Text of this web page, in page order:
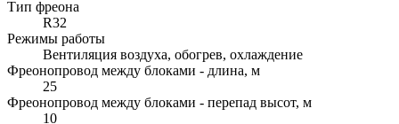
Тип фреона
R32
Режимы работы
Вентиляция воздуха, обогрев, охлаждение
Фреонопровод между блоками - длина, м
25
Фреонопровод между блоками - перепад высот, м
10